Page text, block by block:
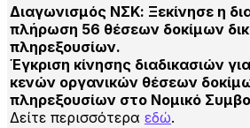
Διαγωνισμός ΝΣΚ: Ξεκίνησε η
πλήρωση 56 θέσεων δοκίμων
πληρεξουσίων.
Έγκριση κίνησης διαδικασιών
κενών οργανικών θέσεων
πληρεξουσίων στο Νομικό
Δείτε περισσότερα εδώ.